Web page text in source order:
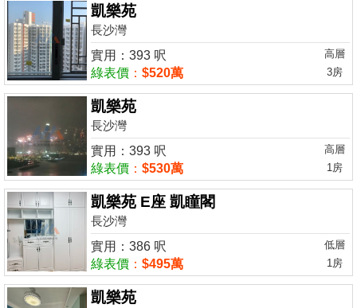
凱樂苑
長沙灣
高層
3房
實用：393 呎
綠表價 ： $520萬
凱樂苑
長沙灣
高層
1房
實用：393 呎
綠表價 ： $530萬
凱樂苑 E座 凱瞳閣
長沙灣
低層
1房
實用：386 呎
綠表價 ： $495萬
凱樂苑